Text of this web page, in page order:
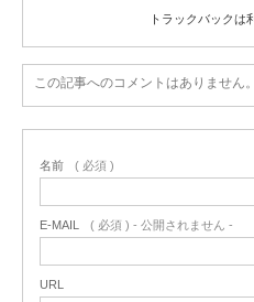
トラックバックは
この記事へのコメントはありません。
名前 ( 必須 )
E-MAIL ( 必須 ) - 公開されません -
URL